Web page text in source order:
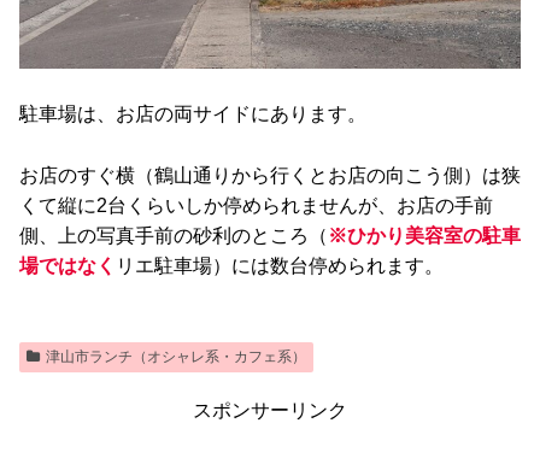
駐車場は、お店の両サイドにあります。
お店のすぐ横（鶴山通りから行くとお店の向こう側）は狭
くて縦に2台くらいしか停められませんが、お店の手前
側、上の写真手前の砂利のところ（ ※ひかり美容室の駐車
場ではなく リエ駐車場）には数台停められます。
津山市ランチ（オシャレ系・カフェ系）
スポンサーリンク